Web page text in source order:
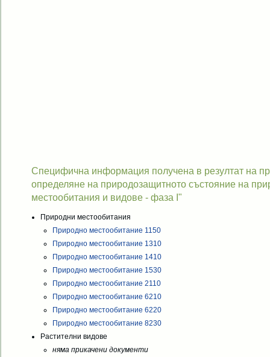
Специфична информация получена в резултат на
определяне на природозащитното състояние на
местообитания и видове - фаза I"
Природни местообитания
Природно местообитание 1150
Природно местообитание 1310
Природно местообитание 1410
Природно местообитание 1530
Природно местообитание 2110
Природно местообитание 6210
Природно местообитание 6220
Природно местообитание 8230
Растителни видове
няма прикачени документи